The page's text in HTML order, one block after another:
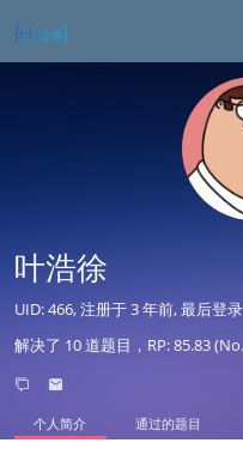
叶浩徐
UID: 466, 注册于3 年前, 最后登
解决了 10 道题目，RP: 85.83
个人简介 通过的题目